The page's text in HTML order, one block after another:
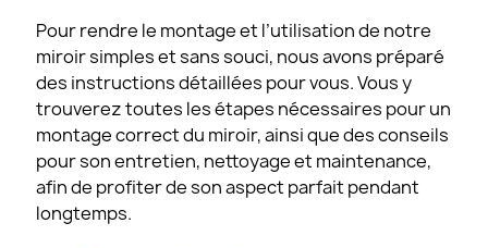
Pour rendre le montage et l’utilisation de notre
miroir simples et sans souci, nous avons préparé
des instructions détaillées pour vous. Vous y
trouverez toutes les étapes nécessaires pour un
montage correct du miroir, ainsi que des conseils
pour son entretien, nettoyage et maintenance,
afin de profiter de son aspect parfait pendant
longtemps.